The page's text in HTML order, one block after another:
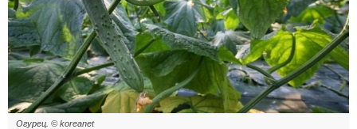
Огурец. © koreanet